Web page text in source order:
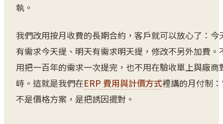
執。
我們改用按月收費的長期合約，客戶就可以放心了：今
有需求今天提、明天有需求明天提，修改不另外加費。
用把一百年的需求一次提完，也不用在驗收單上與廠商
峙。這就是我們在ERP 費用與計價方式裡講的月付制
不是價格方案，是把誘因擺對。